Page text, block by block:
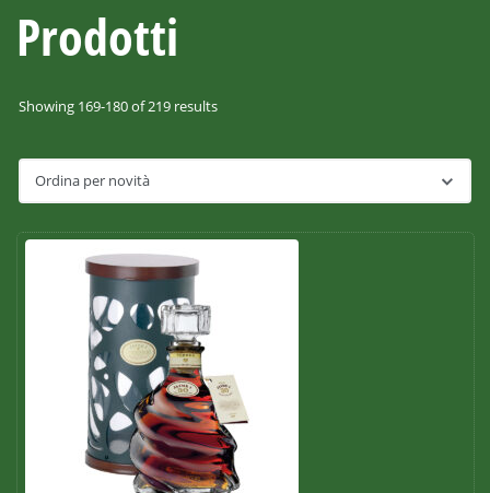
Prodotti
Showing 169-180 of 219 results